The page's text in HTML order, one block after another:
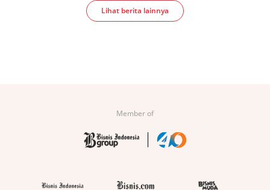
Lihat berita lainnya
Member of